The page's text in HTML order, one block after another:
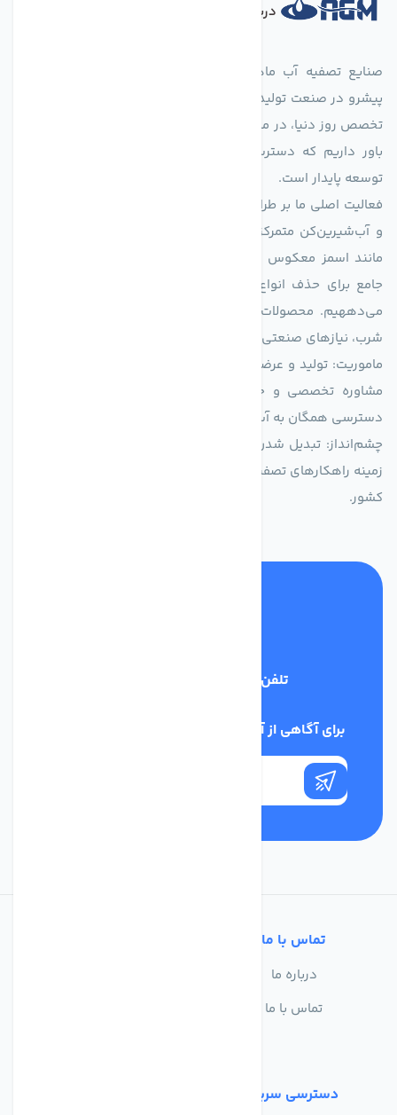
درباره فروشگاه
پیشرو در صنعت تولید تجهیزات تصفیه آب، با تکیه بر دانش فنی و
تخصص روز دنیا، در مسیر تأمین آب سالم و پایدار گام برمی‌دارد. ما
باور داریم که دسترسی به آب پاک، یک حق اساسی و زیربنای
توسعه پایدار است.
فعالیت اصلی ما بر طراحی و تولید سیستم‌های پیشرفته تصفیه آب
و آب‌شیرین‌کن متمرکز است. ما با بهره‌گیری از فناوری‌های نوین
جامع برای حذف انواع آلاینده‌ها، املاح و نمک از منابع آبی ارائه
می‌دههیم. محصولات ما برای مصارف متنوعی از جمله تأمین آب
شرب، نیازهای صنعتی و کشاورزی طراحی و بهینه‌سازی شده‌اند.
ماموریت: تولید و عرضه محصولاتی با بالاترین استاندارد کیفی، ارائه
مشاوره تخصصی و خدمات پس از فروش مطمئن برای تضمین
دسترسی همگان به آب پاک و سالم.
چشم‌انداز: تبدیل شدن به انتخاب اول صنایع و مصرف‌کنندگان در
زمینه راهکارهای تصفیه آب و ایفای نقشی کلیدی در حفظ منابع آبی
کشور.
تلفن پشتیبانی
برای آگاهی از آخرین اخبار در خبرنامه ما عضو شوید
تماس با ما
درباره ما
تماس با ما
دسترسی سریع